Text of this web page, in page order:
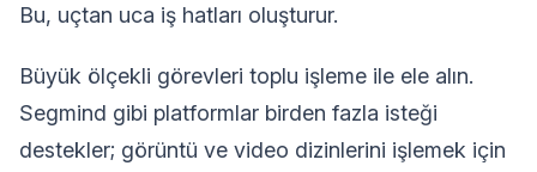
Bu, uçtan uca iş hatları oluşturur.
Büyük ölçekli görevleri toplu işleme ile ele alın.
Segmind gibi platformlar birden fazla isteği
destekler; görüntü ve video dizinlerini işlemek için